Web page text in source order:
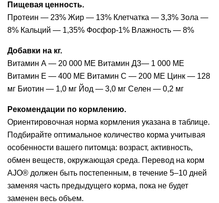
Пищевая ценность.
Протеин — 23% Жир — 13% Клетчатка — 3,3% Зола —
8% Кальций — 1,35% Фосфор-1% Влажность — 8%
Добавки на кг.
Витамин А — 20 000 МЕ Витамин Д3— 1 000 МЕ
Витамин E — 400 МЕ Витамин C — 200 МЕ Цинк — 128
мг Биотин — 1,0 мг Йод — 3,0 мг Селен — 0,2 мг
Рекомендации по кормлению.
Ориентировочная норма кормления указана в таблице.
Подбирайте оптимальное количество корма учитывая
особенности вашего питомца: возраст, активность,
обмен веществ, окружающая среда. Перевод на корм
AJO® должен быть постепенным, в течение 5–10 дней
заменяя часть предыдущего корма, пока не будет
заменен весь объем.